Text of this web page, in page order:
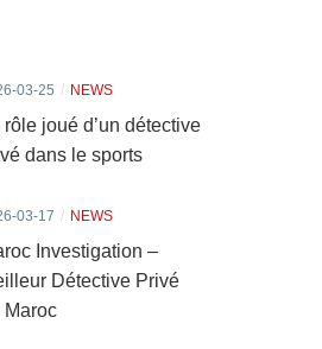
03-25 NEWS
rôle joué d’un détective
dans le sports
03-17 NEWS
Investigation –
Détective Privé
Maroc